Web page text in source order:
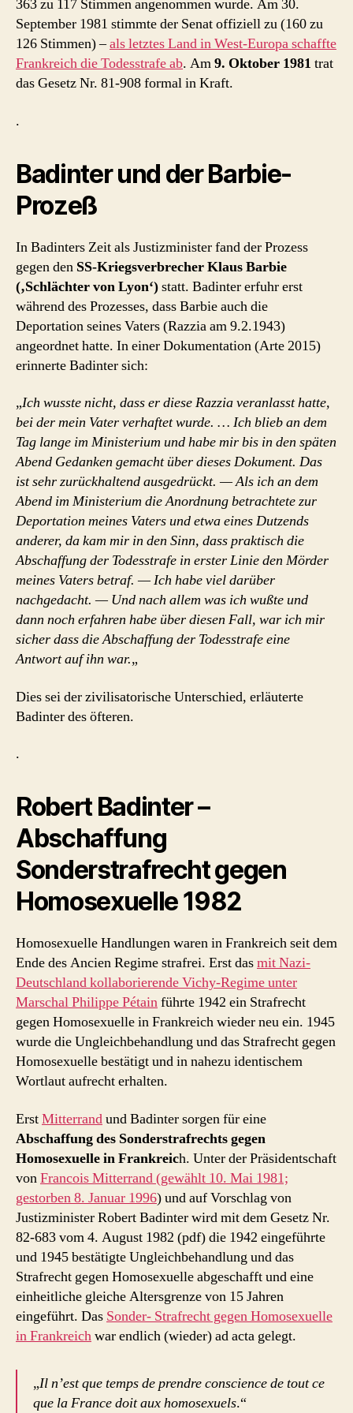
363 zu 117 Stimmen angenommen wurde. Am 30.
September 1981 stimmte der Senat offiziell zu (160 zu
126 Stimmen) –als letztes Land in West-Europa schaffte
Frankreich die Todesstrafe ab. Am9. Oktober 1981 trat
das Gesetz Nr. 81-908 formal in Kraft.
.
Badinter und der Barbie-
Prozeß
In Badinters Zeit als Justizminister fand der Prozess
gegen den SS-Kriegsverbrecher Klaus Barbie
(‚Schlächter von Lyon‘)statt. Badinter erfuhr erst
während des Prozesses, dass Barbie auch die
Deportation seines Vaters (Razzia am 9.2.1943)
angeordnet hatte. In einer Dokumentation (Arte 2015)
erinnerte Badinter sich:
„Ich wusste nicht, dass er diese Razzia veranlasst hatte,
bei der mein Vater verhaftet wurde. … Ich blieb an dem
Tag lange im Ministerium und habe mir bis in den späten
Abend Gedanken gemacht über dieses Dokument. Das
ist sehr zurückhaltend ausgedrückt. — Als ich an dem
Abend im Ministerium die Anordnung betrachtete zur
Deportation meines Vaters und etwa eines Dutzends
anderer, da kam mir in den Sinn, dass praktisch die
Abschaffung der Todesstrafe in erster Linie den Mörder
meines Vaters betraf. — Ich habe viel darüber
nachgedacht. — Und nach allem was ich wußte und
dann noch erfahren habe über diesen Fall, war ich mir
sicher dass die Abschaffung der Todesstrafe eine
Antwort auf ihn war.„
Dies sei der zivilisatorische Unterschied, erläuterte
Badinter des öfteren.
.
Robert Badinter –
Abschaffung
Sonderstrafrecht gegen
Homosexuelle 1982
Homosexuelle Handlungen waren in Frankreich seit dem
Ende des Ancien Regime strafrei. Erst dasmit Nazi-
Deutschland kollaborierende Vichy-Regime unter
Marschal Philippe Pétainführte 1942 ein Strafrecht
gegen Homosexuelle in Frankreich wieder neu ein. 1945
wurde die Ungleichbehandlung und das Strafrecht gegen
Homosexuelle bestätigt und in nahezu identischem
Wortlaut aufrecht erhalten.
ErstMitterrandund Badinter sorgen für eine
Abschaffung des Sonderstrafrechts gegen
Homosexuelle in Frankreich. Unter der Präsidentschaft
vonFrancois Mitterrand (gewählt 10. Mai 1981;
gestorben 8. Januar 1996) und auf Vorschlag von
Justizminister Robert Badinter wird mit dem Gesetz Nr.
82-683 vom 4. August 1982 (pdf) die 1942 eingeführte
und 1945 bestätigte Ungleichbehandlung und das
Strafrecht gegen Homosexuelle abgeschafft und eine
einheitliche gleiche Altersgrenze von 15 Jahren
eingeführt. Das Sonder- Strafrecht gegen Homosexuelle
in Frankreichwar endlich (wieder) ad acta gelegt.
„Il n’est que temps de prendre conscience de tout ce
que la France doit aux homosexuels.“